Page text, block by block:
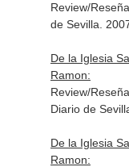
Review/
de Sevilla .
De la Iglesia
Ramon:
Review/
Diario de
De la Iglesia
Ramon: